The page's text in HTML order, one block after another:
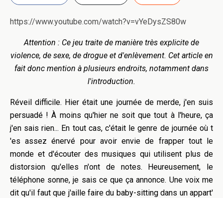
https://www.youtube.com/watch?v=vYeDysZS80w
Attention : Ce jeu traite de manière très explicite de
violence, de sexe, de drogue et d'enlèvement. Cet article en
fait donc mention à plusieurs endroits, notamment dans
l'introduction.
Réveil difficile. Hier était une journée de merde, j'en suis
persuadé ! À moins qu'hier ne soit que tout à l'heure, ça
j'en sais rien... En tout cas, c'était le genre de journée où t
'es assez énervé pour avoir envie de frapper tout le
monde et d'écouter des musiques qui utilisent plus de
distorsion qu'elles n'ont de notes. Heureusement, le
téléphone sonne, je sais ce que ça annonce. Une voix me
dit qu'il faut que j'aille faire du baby-sitting dans un appart'